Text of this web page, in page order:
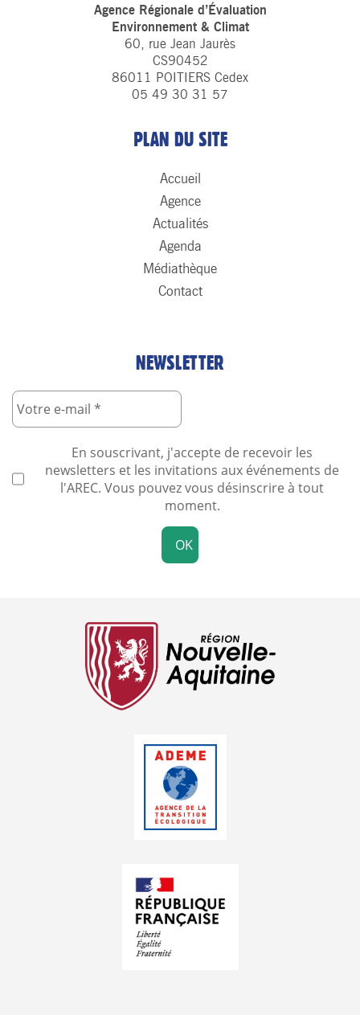
Agence Régionale d’Évaluation
Environnement & Climat
60, rue Jean Jaurès
CS90452
86011 POITIERS Cedex
05 49 30 31 57
PLAN DU SITE
Accueil
Agence
Actualités
Agenda
Médiathèque
Contact
NEWSLETTER
En souscrivant, j'accepte de recevoir les
newsletters et les invitations aux événements de
l'AREC. Vous pouvez vous désinscrire à tout
moment.